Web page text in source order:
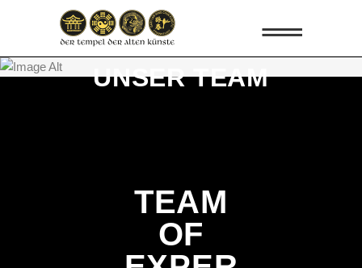
UNSER TEAM
TEAM
OF